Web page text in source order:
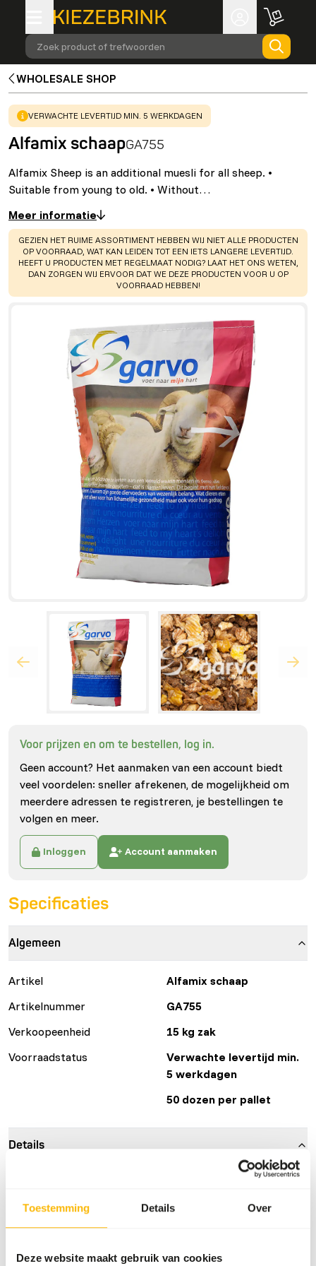
Toestemming Details Over
Deze website maakt gebruik van cookies
Zoek product of trefwoorden
WHOLESALE SHOP
WARNING:
VERWACHTE LEVERTIJD MIN. 5 WERKDAGEN
Alfamix schaapGA755
Alfamix Sheep is an additional muesli for all sheep. •
Suitable from young to old. • Without…
Meer informatie
WARNING:
GEZIEN HET RUIME ASSORTIMENT HEBBEN WIJ NIET ALLE PRODUCTEN
OP VOORRAAD, WAT KAN LEIDEN TOT EEN IETS LANGERE LEVERTIJD.
HEEFT U PRODUCTEN MET REGELMAAT NODIG? LAAT HET ONS WETEN,
DAN ZORGEN WIJ ERVOOR DAT WE DEZE PRODUCTEN VOOR U OP
VOORRAAD HEBBEN!
Voor prijzen en om te bestellen, log in.
Geen account? Het aanmaken van een account biedt
veel voordelen: sneller afrekenen, de mogelijkheid om
meerdere adressen te registreren, je bestellingen te
volgen en meer.
Inloggen Account aanmaken
Specificaties
Algemeen
Artikel
Alfamix schaap
Artikelnummer
GA755
Verkoopeenheid
15 kg zak
Voorraadstatus
Verwachte levertijd min.
5 werkdagen
50 dozen per pallet
Details
Voedingsadvies